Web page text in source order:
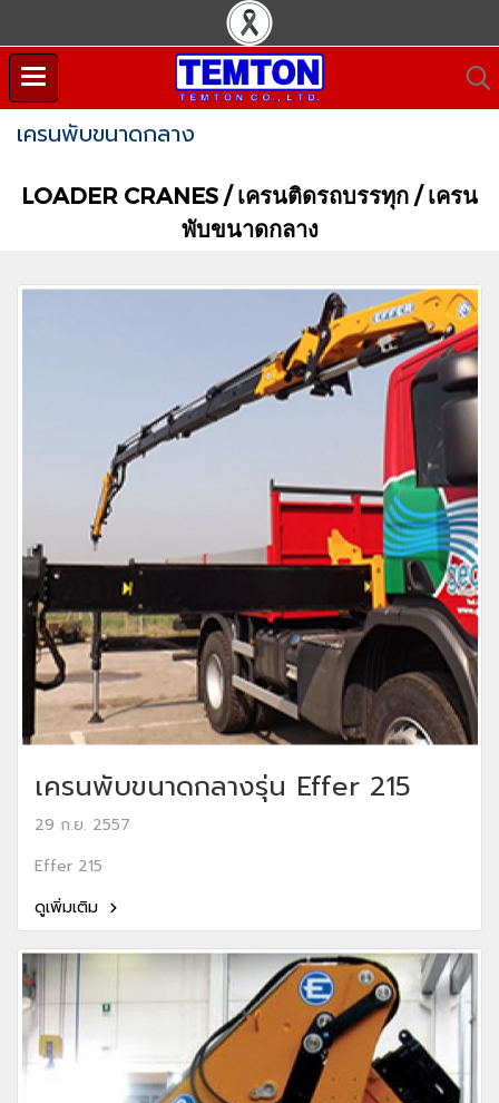
เครนพับขนาดกลาง
LOADER CRANES / เครนติดรถบรรทุก / เครน
พับขนาดกลาง
เครนพับขนาดกลางรุ่น Effer 215
29 ก.ย. 2557
Effer 215
ดูเพิ่มเติม